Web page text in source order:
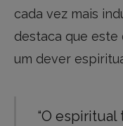
cada vez mais
destaca que
um dever
“O espiritual